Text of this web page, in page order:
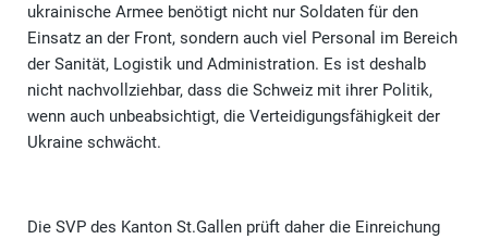
ukrainische Armee benötigt nicht nur Soldaten für den
Einsatz an der Front, sondern auch viel Personal im Bereich
der Sanität, Logistik und Administration. Es ist deshalb
nicht nachvollziehbar, dass die Schweiz mit ihrer Politik,
wenn auch unbeabsichtigt, die Verteidigungsfähigkeit der
Ukraine schwächt.
Die SVP des Kanton St.Gallen prüft daher die Einreichung